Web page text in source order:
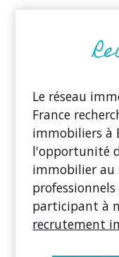
Le réseau
France
immobiliers à
l'opportunité
immobilier au
participant à
recrutement